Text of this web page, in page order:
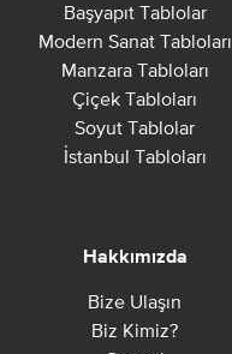
Başyapıt Tablolar
Modern Sanat Tabloları
Manzara Tabloları
Çiçek Tabloları
Soyut Tablolar
İstanbul Tabloları
Hakkımızda
Bize Ulaşın
Biz Kimiz?